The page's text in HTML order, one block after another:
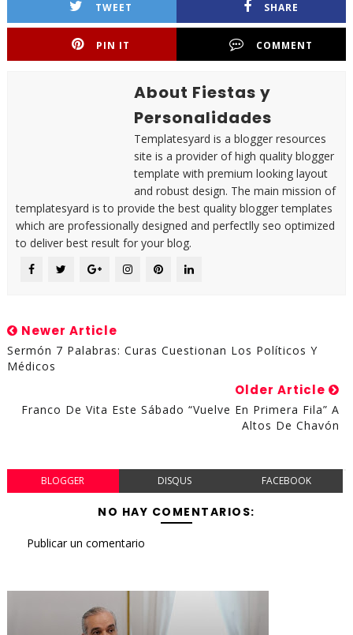
TWEET SHARE
PIN IT COMMENT
About Fiestas y
Personalidades
Templatesyard is a blogger resources
site is a provider of high quality blogger
template with premium looking layout
and robust design. The main mission of
templatesyard is to provide the best quality blogger templates
which are professionally designed and perfectlly seo optimized
to deliver best result for your blog.
Newer Article
Sermón 7 Palabras: Curas Cuestionan Los Políticos Y
Médicos
Older Article
Franco De Vita Este Sábado “Vuelve En Primera Fila” A
Altos De Chavón
BLOGGER DISQUS FACEBOOK
NO HAY COMENTARIOS:
Publicar un comentario